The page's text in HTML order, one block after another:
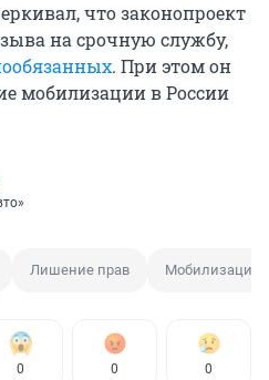
что законопроект
на срочную службу,
. При этом он
мобилизации в России
Лишение прав Мобилизация
0 0 0